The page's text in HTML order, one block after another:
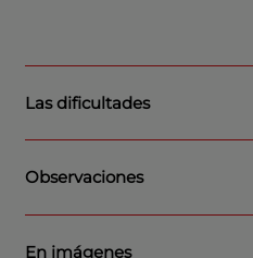
Las dificultades
Observaciones
En imágenes